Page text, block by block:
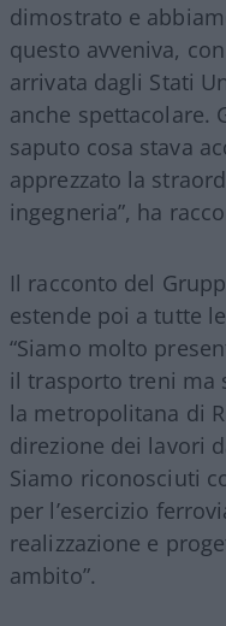
dimostrato e
questo avveniva,
arrivata dagli Stati
anche spettacolare.
saputo cosa stava
apprezzato la
ingegneria”, ha
Il racconto del
estende poi a tutte
“Siamo molto
il trasporto treni ma
la metropolitana di
direzione dei lavori
Siamo riconosciuti
per l’esercizio
realizzazione e
ambito”.